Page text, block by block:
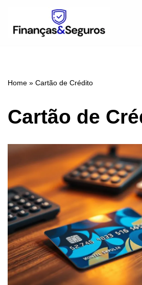
Pular
Home » Cartão de Crédito
Cartão de